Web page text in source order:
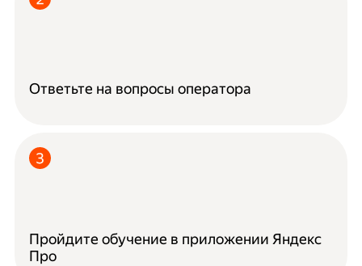
Ответьте на вопросы оператора
Пройдите обучение в приложении Яндекс
Про